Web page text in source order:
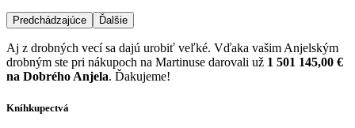
Predchádzajúce Ďalšie
Aj z drobných vecí sa dajú urobiť veľké. Vďaka vašim Anjelským
drobným ste pri nákupoch na Martinuse darovali už 1 501 145,00 €
na Dobrého Anjela. Ďakujeme!
Kníhkupectvá